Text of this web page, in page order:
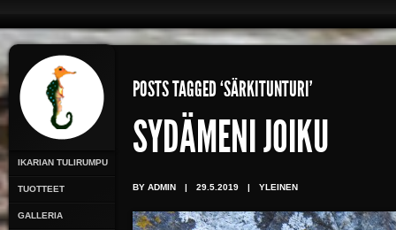
IKARIAN TULIRUMPU
TUOTTEET
GALLERIA
POSTS TAGGED ‘SÄRKITUNTURI’
SYDÄMENI JOIKU
BY ADMIN | 29.5.2019 | YLEINEN